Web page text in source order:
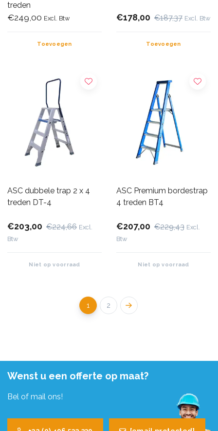
treden
€249,00 Excl. Btw
Toevoegen
€178,00 €187,37 Excl. Btw
Toevoegen
ASC dubbele trap 2 x 4
treden DT-4
€203,00 €224,66 Excl.
Btw
Niet op voorraad
ASC Premium bordestrap
4 treden BT4
€207,00 €229,43 Excl.
Btw
Niet op voorraad
1 2
Wenst u een offerte op maat?
Bel of mail ons!